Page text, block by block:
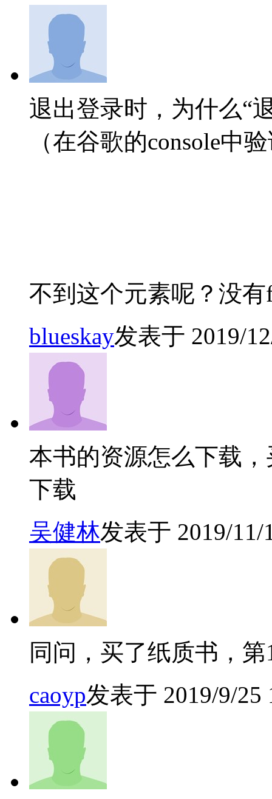
退出登录时，为什么“
（在谷歌的console中
不到这个元素呢？没有
blueskay发表于 2019/
本书的资源怎么下载
下载
吴健林发表于 2019/11/
同问，买了纸质书，
caoyp发表于 2019/9/25